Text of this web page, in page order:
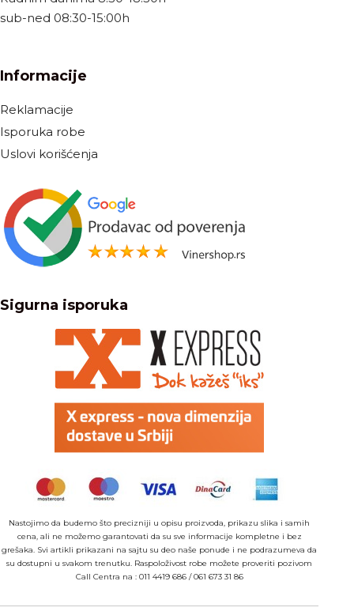
sub-ned 08:30-15:00h
Informacije
Reklamacije
Isporuka robe
Uslovi korišćenja
Sigurna isporuka
Nastojimo da budemo što precizniji u opisu proizvoda, prikazu slika i samih
cena, ali ne možemo garantovati da su sve informacije kompletne i bez
grešaka. Svi artikli prikazani na sajtu su deo naše ponude i ne podrazumeva da
su dostupni u svakom trenutku. Raspoloživost robe možete proveriti pozivom
Call Centra na : 011 4419 686/061 673 31 86